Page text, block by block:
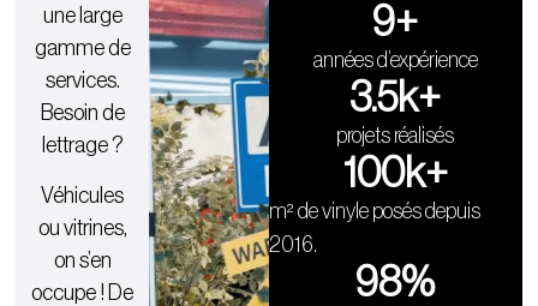
une large
gamme de
services.
Besoin de
lettrage ?
Véhicules
ou vitrines,
on s’en
occupe ! De
années d’expérience
9+
projets réalisés
3.5k+
m² de vinyle posés depuis
2016.
100k+
98%